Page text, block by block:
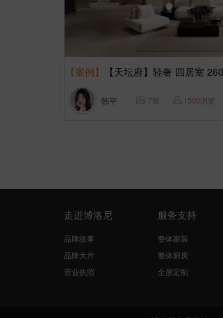
【案例】 【天坛府】轻奢 四居室
韩平 7张 1590浏览
走进博洛尼
品牌故事
品牌大片
营业执照
服务支持
整体家装
整体厨房
全屋定制